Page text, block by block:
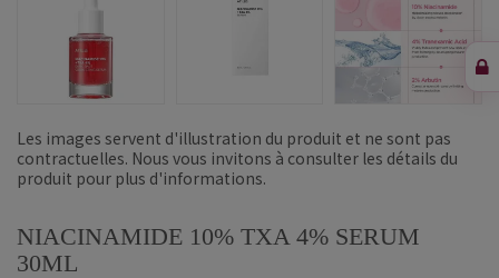
Les images servent d'illustration du produit et ne sont pas
contractuelles. Nous vous invitons à consulter les détails du
produit pour plus d'informations.
NIACINAMIDE 10% TXA 4% SERUM
30ML